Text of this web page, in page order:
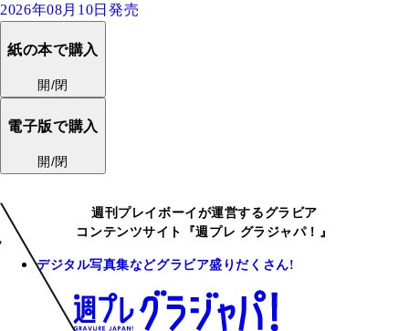
2026年08月10日発売
紙の本で購入
開/閉
電子版で購入
開/閉
週刊プレイボーイが運営するグラビア
コンテンツサイト『週プレ グラジャパ！』
デジタル写真集などグラビア盛りだくさん!